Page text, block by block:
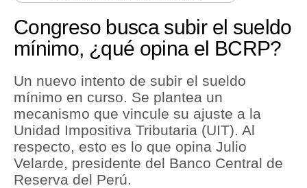
Perú
Tu Dinero
Finanzas Personales
Inmobiliarias
Plus G
Congreso busca subir el sueldo
mínimo, ¿qué opina el BCRP?
Un nuevo intento de subir el sueldo
mínimo en curso. Se plantea un
mecanismo que vincule su ajuste a la
Unidad Impositiva Tributaria (UIT). Al
respecto, esto es lo que opina Julio
Velarde, presidente del Banco Central de
Reserva del Perú.